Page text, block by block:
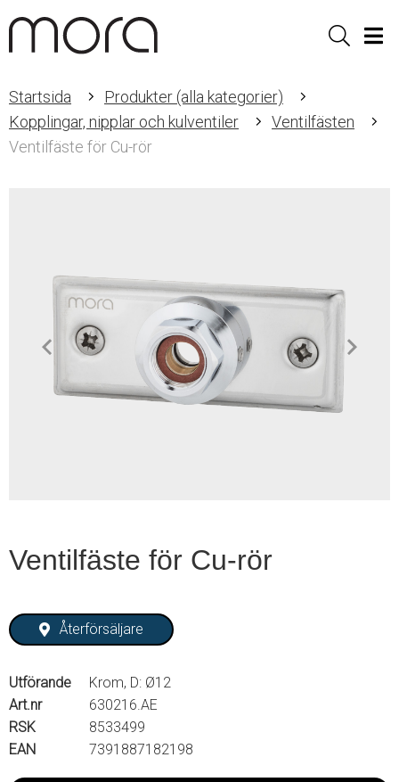
Sök
Startsida
Produkter (alla kategorier)
Kopplingar, nipplar och kulventiler
Ventilfästen
Ventilfäste för Cu-rör
Ventilfäste för Cu-rör
Återförsäljare
Utförande
Krom, D: Ø12
Art.nr
630216.AE
RSK
8533499
EAN
7391887182198